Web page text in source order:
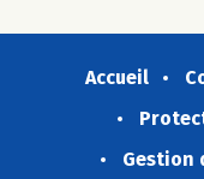
Accueil
Gestion